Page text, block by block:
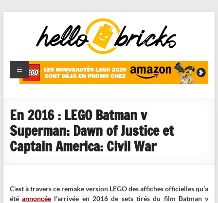
HelloBricks
Blog LEGO,
nouveaut�s
reviews
En 2016 : LEGO Batman v
Superman: Dawn of Justice et
Captain America: Civil War
C’est à travers ce remake version LEGO des affiches officielles qu’a
étéannoncée l’arrivée en 2016 de sets tirés du film Batman v